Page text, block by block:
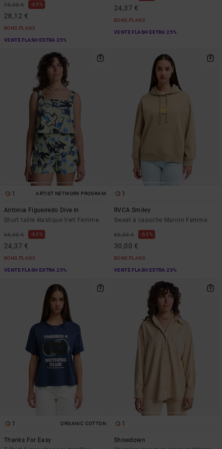
75,00 € 63%
28,12 €
BONS PLANS
VENTE FLASH EXTRA 25%
24,37 €
BONS PLANS
VENTE FLASH EXTRA 25%
1 ARTIST NETWORK PROGRAM
Antonia Figueiredo Dive In
Short taille élastique Vert Femme
65,00 € 63%
24,37 €
BONS PLANS
VENTE FLASH EXTRA 25%
1
RVCA Smiley
Sweat à capuche Marron Femme
80,00 € 63%
30,00 €
BONS PLANS
VENTE FLASH EXTRA 25%
1 ORGANIC COTTON
Thanks For Easy
1
Showdown